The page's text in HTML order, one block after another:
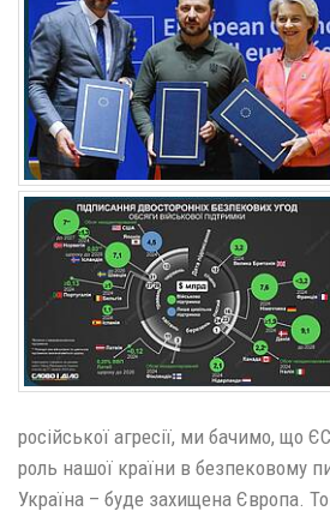
російської агресії, ми бачимо, що
роль нашої країни в безпековому
Україна – буде захищена Європа.